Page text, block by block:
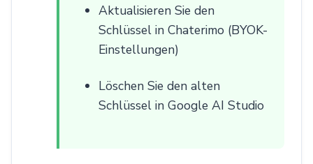
Aktualisieren Sie den
Schlüssel in Chaterimo (BYOK-
Einstellungen)
Löschen Sie den alten
Schlüssel in Google AI Studio